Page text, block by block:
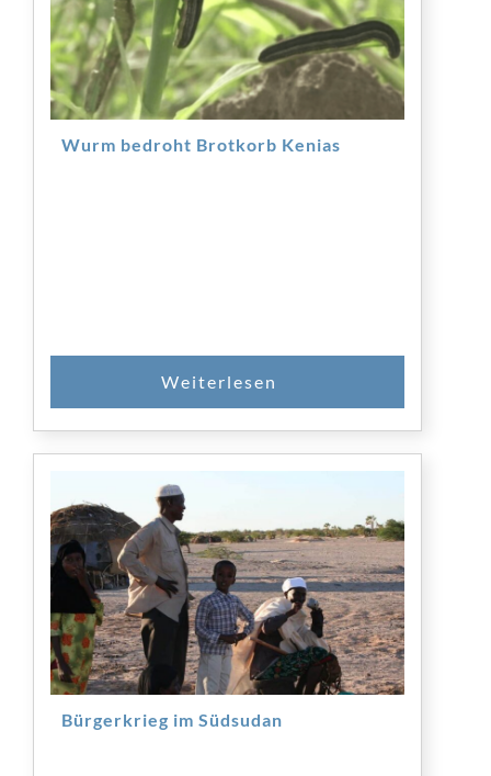
Wurm bedroht Brotkorb Kenias
Bürgerkrieg im Südsudan